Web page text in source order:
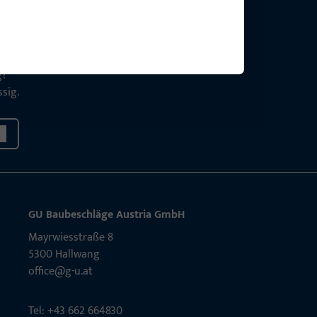
GU Baubeschläge Aus­tria GmbH
Mayrwies­straße 8
5300 Hall­wang
office@g-u.at
Tel: +43 662 664830